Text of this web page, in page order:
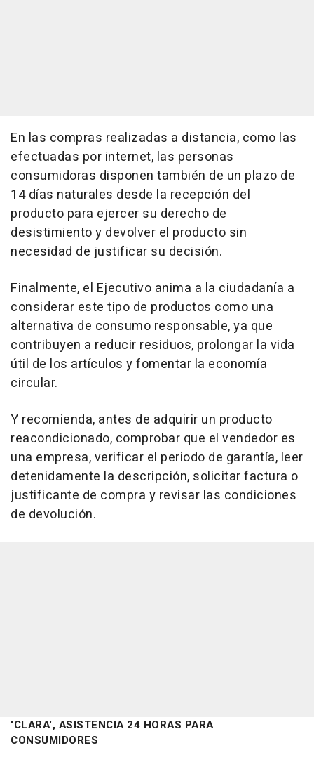
En las compras realizadas a distancia, como las
efectuadas por internet, las personas
consumidoras disponen también de un plazo de
14 días naturales desde la recepción del
producto para ejercer su derecho de
desistimiento y devolver el producto sin
necesidad de justificar su decisión.
Finalmente, el Ejecutivo anima a la ciudadanía a
considerar este tipo de productos como una
alternativa de consumo responsable, ya que
contribuyen a reducir residuos, prolongar la vida
útil de los artículos y fomentar la economía
circular.
Y recomienda, antes de adquirir un producto
reacondicionado, comprobar que el vendedor es
una empresa, verificar el periodo de garantía, leer
detenidamente la descripción, solicitar factura o
justificante de compra y revisar las condiciones
de devolución.
'CLARA', ASISTENCIA 24 HORAS PARA
CONSUMIDORES